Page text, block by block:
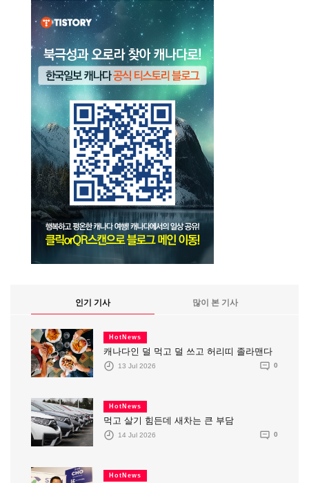
인기 기사 많이 본 기사
HotNews
캐나다인 덜 먹고 덜 쓰고 허리띠 졸라맨다
13 Jul 2026 0
HotNews
먹고 살기 힘든데 새차는 큰 부담
14 Jul 2026 0
HotNews